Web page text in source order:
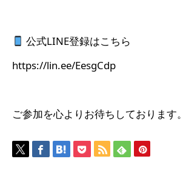
公式LINE登録はこちら
https://lin.ee/EesgCdp
ご参加を心よりお待ちしております。